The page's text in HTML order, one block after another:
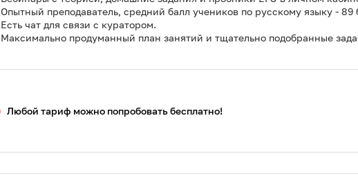
Опытный преподаватель, средний балл учеников по русскому языку - 89
Есть чат для связи с куратором.
Максимально продуманный план занятий и тщательно подобранные
Любой тариф можно попробовать бесплатно!